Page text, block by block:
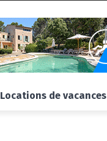
Locations de vacances